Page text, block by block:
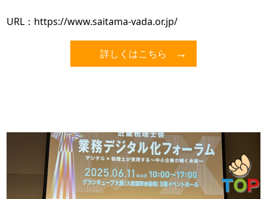
URL： https://www.saitama-vada.or.jp/
詳しくはこちら